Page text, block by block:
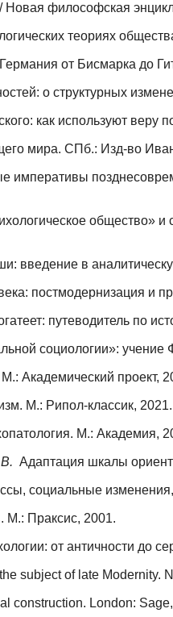
Новая философская
теориях
от Бисмарка до
о структурных
как используют веру
мира. СПб.: Изд-во
императивы
общество» и
введение в
постмодернизация и
путеводитель по
социологии»:
Академический проект,
М.: Рипол-классик, 2021.
М.: Академия,
Адаптация шкалы
социальные
М.: Праксис, 2001.
от античности до
subject of late Modernity.
construction. London: